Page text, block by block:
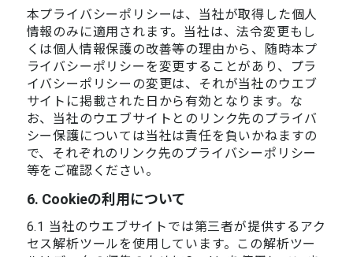
本プライバシーポリシーは、当社が取得した個人
情報のみに適用されます。当社は、法令変更もし
くは個人情報保護の改善等の理由から、随時本プ
ライバシーポリシーを変更することがあり、プラ
イバシーポリシーの変更は、それが当社のウエブ
サイトに掲載された日から有効となります。な
お、当社のウエブサイトとのリンク先のプライバ
シー保護については当社は責任を負いかねますの
で、それぞれのリンク先のプライバシーポリシー
等をご確認ください。
6. Cookieの利用について
6.1 当社のウエブサイトでは第三者が提供するアク
セス解析ツールを使用しています。この解析ツー